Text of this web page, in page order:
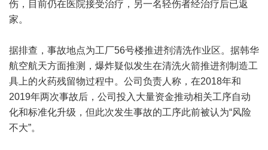
伤，目前仍在医院接受治疗，另一名轻伤者经治疗后已返
家。
据排查，事故地点为工厂56号楼推进剂清洗作业区。据韩华
航空航天方面推测，爆炸疑似发生在清洗火箭推进剂制造工
具上的火药残留物过程中。公司负责人称，在2018年和
2019年两次事故后，公司投入大量资金推动相关工序自动
化和标准化升级，但此次发生事故的工序此前被认为“风险
不大”。